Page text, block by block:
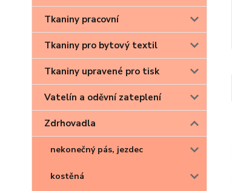
Tkaniny pracovní
Tkaniny pro bytový textil
Tkaniny upravené pro tisk
Vatelín a oděvní zateplení
Zdrhovadla
nekonečný pás, jezdec
kostěná